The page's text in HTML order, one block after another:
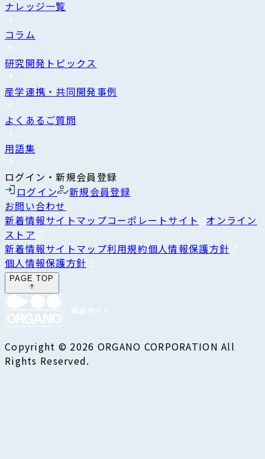
ナレッジ一覧
コラム
研究開発トピックス
産学連携・共同開発事例
よくあるご質問
用語集
ログイン・新規会員登録
ログイン
新規会員登録
お問い合わせ
新着情報サイトマップコーポレートサイト オンライン
ストア
新着情報サイトマップ利用規約個人情報保護方針
個人情報保護方針
PAGE TOP
Copyright © 2026 ORGANO CORPORATION All
Rights Reserved.